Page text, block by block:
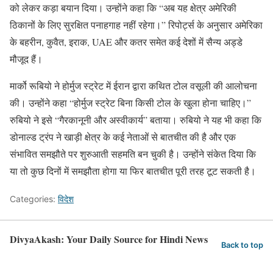
को लेकर कड़ा बयान दिया। उन्होंने कहा कि “अब यह क्षेत्र अमेरिकी
ठिकानों के लिए सुरक्षित पनाहगाह नहीं रहेगा।” रिपोर्ट्स के अनुसार अमेरिका
के बहरीन, कुवैत, इराक, UAE और कतर समेत कई देशों में सैन्य अड्डे
मौजूद हैं।
मार्को रूबियो ने होर्मुज स्ट्रेट में ईरान द्वारा कथित टोल वसूली की आलोचना
की। उन्होंने कहा “होर्मुज स्ट्रेट बिना किसी टोल के खुला होना चाहिए।”
रुबियो ने इसे “गैरकानूनी और अस्वीकार्य” बताया। रुबियो ने यह भी कहा कि
डोनाल्ड ट्रंप ने खाड़ी क्षेत्र के कई नेताओं से बातचीत की है और एक
संभावित समझौते पर शुरुआती सहमति बन चुकी है। उन्होंने संकेत दिया कि
या तो कुछ दिनों में समझौता होगा या फिर बातचीत पूरी तरह टूट सकती है।
Categories: विदेश
DivyaAkash: Your Daily Source for Hindi News Back to top